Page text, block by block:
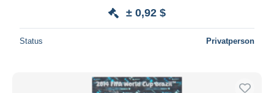
± 0,92 $
Status Privatperson